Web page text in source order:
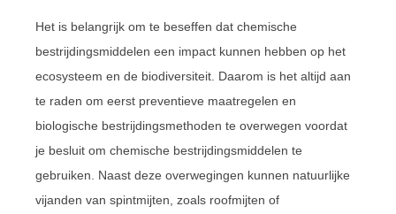
Het is belangrijk om te beseffen dat chemische
bestrijdingsmiddelen een impact kunnen hebben op het
ecosysteem en de biodiversiteit. Daarom is het altijd aan
te raden om eerst preventieve maatregelen en
biologische bestrijdingsmethoden te overwegen voordat
je besluit om chemische bestrijdingsmiddelen te
gebruiken. Naast deze overwegingen kunnen natuurlijke
vijanden van spintmijten, zoals roofmijten of